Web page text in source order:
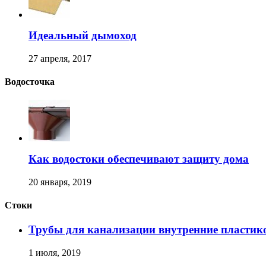
Идеальный дымоход
27 апреля, 2017
Водосточка
Как водостоки обеспечивают защиту дома
20 января, 2019
Стоки
Трубы для канализации внутренние
1 июля, 2019